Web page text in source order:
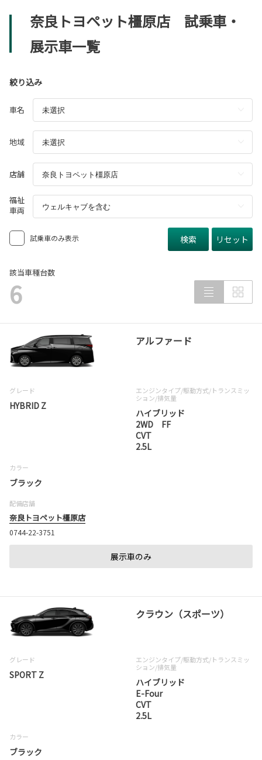
奈良トヨペット橿原店 試乗車・
展示車一覧
絞り込み
車名
地域
店舗
福祉
車両
試乗車のみ表示 検索 リセット
該当車種台数
6
アルファード
グレード
HYBRID Z
エンジンタイプ/駆動方式/トランスミッ
ション/排気量
ハイブリッド
2WD FF
CVT
2.5L
カラー
ブラック
配備店舗
奈良トヨペット橿原店
0744-22-3751
展示車のみ
クラウン（スポーツ）
グレード
SPORT Z
エンジンタイプ/駆動方式/トランスミッ
ション/排気量
ハイブリッド
E-Four
CVT
2.5L
カラー
ブラック